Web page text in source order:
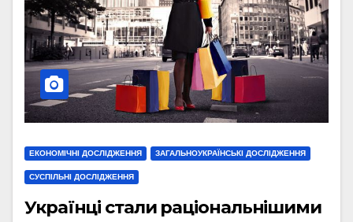
ЕКОНОМІЧНІ ДОСЛІДЖЕННЯ ЗАГАЛЬНОУКРАЇНСЬКІ ДОСЛІДЖЕННЯ
СУСПІЛЬНІ ДОСЛІДЖЕННЯ
Українці стали раціональнішими